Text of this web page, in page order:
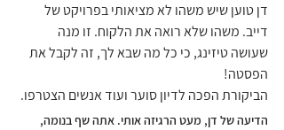
דן טוען שיש משהו לא מציאותי בפרויקט של
דייב. משהו שלא רואה את הלקוח. זו מנה
שעושה טיזינג, כי כל מה שבא לך, זה לקבל את
הפסטה!
הביקורת הפכה לדיון סוער ועוד אנשים הצטרפו.
הדיעה של דן, מעט הרגיזה אותי. אתה שף בנומה,